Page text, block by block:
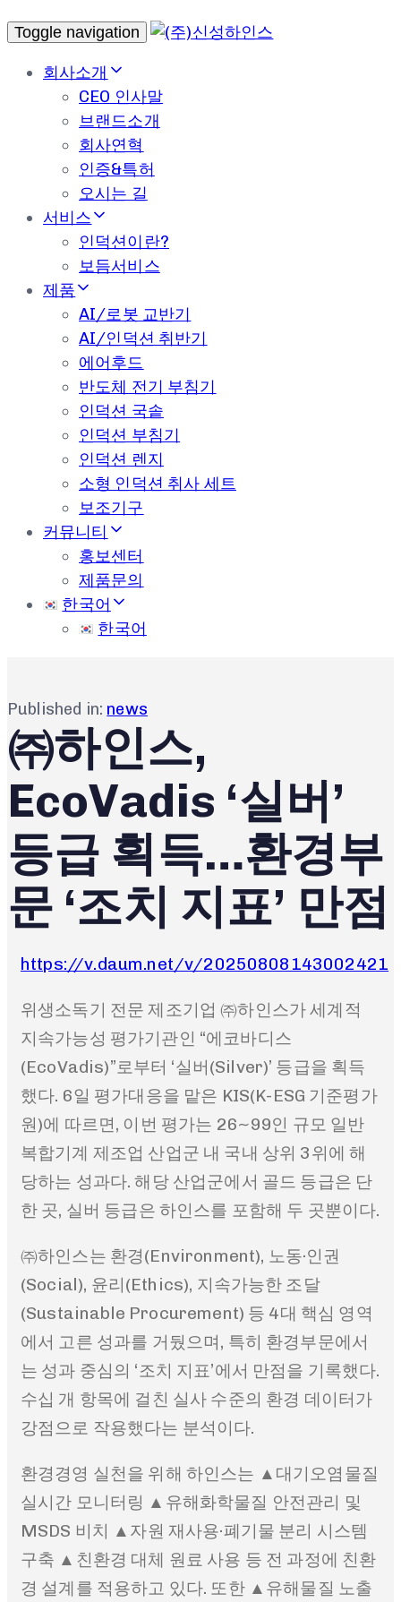
Toggle navigation
회사소개
CEO 인사말
브랜드소개
회사연혁
인증&특허
오시는 길
서비스
인덕션이란?
보듬서비스
제품
AI/로봇 교반기
AI/인덕션 취반기
에어후드
반도체 전기 부침기
인덕션 국솥
인덕션 부침기
인덕션 렌지
소형 인덕션 취사 세트
보조기구
커뮤니티
홍보센터
제품문의
한국어
한국어
Published in: news
㈜하인스,
EcoVadis ‘실버’
등급 획득…환경부
문 ‘조치 지표’ 만점
https://v.daum.net/v/20250808143002421
위생소독기 전문 제조기업 ㈜하인스가 세계적
지속가능성 평가기관인 “에코바디스
(EcoVadis)”로부터 ‘실버(Silver)’ 등급을 획득
했다. 6일 평가대응을 맡은 KIS(K-ESG 기준평가
원)에 따르면, 이번 평가는 26~99인 규모 일반
복합기계 제조업 산업군 내 국내 상위 3위에 해
당하는 성과다. 해당 산업군에서 골드 등급은 단
한 곳, 실버 등급은 하인스를 포함해 두 곳뿐이다.
㈜하인스는 환경(Environment), 노동·인권
(Social), 윤리(Ethics), 지속가능한 조달
(Sustainable Procurement) 등 4대 핵심 영역
에서 고른 성과를 거뒀으며, 특히 환경부문에서
는 성과 중심의 ‘조치 지표’에서 만점을 기록했다.
수십 개 항목에 걸친 실사 수준의 환경 데이터가
강점으로 작용했다는 분석이다.
환경경영 실천을 위해 하인스는 ▲대기오염물질
실시간 모니터링 ▲유해화학물질 안전관리 및
MSDS 비치 ▲자원 재사용·폐기물 분리 시스템
구축 ▲친환경 대체 원료 사용 등 전 과정에 친환
경 설계를 적용하고 있다. 또한 ▲유해물질 노출